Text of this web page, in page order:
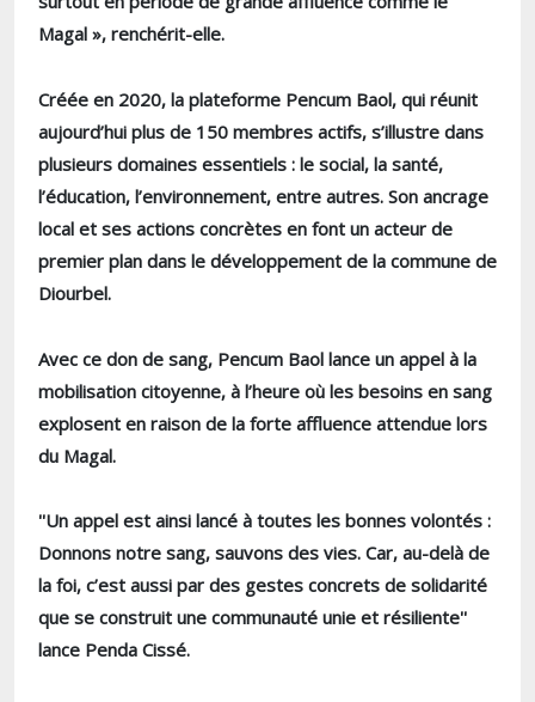
Magal », renchérit-elle.
Créée en 2020, la plateforme Pencum Baol, qui réunit
aujourd’hui plus de 150 membres actifs, s’illustre dans
plusieurs domaines essentiels : le social, la santé,
l’éducation, l’environnement, entre autres. Son ancrage
local et ses actions concrètes en font un acteur de
premier plan dans le développement de la commune de
Diourbel.
Avec ce don de sang, Pencum Baol lance un appel à la
mobilisation citoyenne, à l’heure où les besoins en sang
explosent en raison de la forte affluence attendue lors
du Magal.
''Un appel est ainsi lancé à toutes les bonnes volontés :
Donnons notre sang, sauvons des vies. Car, au-delà de
la foi, c’est aussi par des gestes concrets de solidarité
que se construit une communauté unie et résiliente''
lance Penda Cissé.